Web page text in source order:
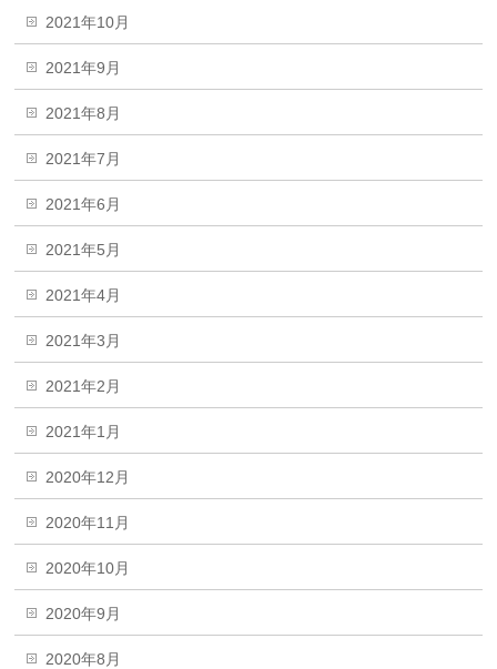
2021年10月
2021年9月
2021年8月
2021年7月
2021年6月
2021年5月
2021年4月
2021年3月
2021年2月
2021年1月
2020年12月
2020年11月
2020年10月
2020年9月
2020年8月